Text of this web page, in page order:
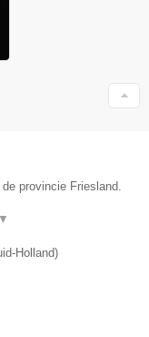
provincie Friesland.
▼
Holland)